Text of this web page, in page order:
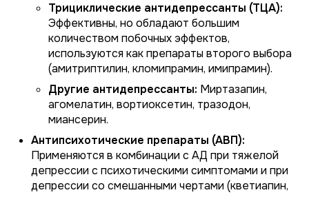
Трициклические антидепрессанты (ТЦА):
Эффективны, но обладают большим
количеством побочных эффектов,
используются как препараты второго выбора
(амитриптилин, кломипрамин, имипрамин).
Другие антидепрессанты: Миртазапин,
агомелатин, вортиоксетин, тразодон,
миансерин.
Антипсихотические препараты (АВП):
Применяются в комбинации с АД при тяжелой
депрессии с психотическими симптомами и при
депрессии со смешанными чертами (кветиапин,